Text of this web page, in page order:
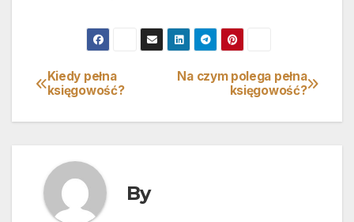
Nawigacja
wpisu
Na czym polega pełna
księgowość?
Kiedy pełna
księgowość?
By